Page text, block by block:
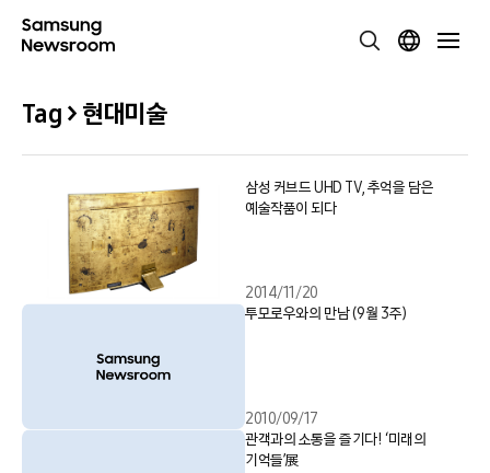
Tag > 현대미술
삼성 커브드 UHD TV, 추억을 담은
예술작품이 되다
2014/11/20
투모로우와의 만남 (9월 3주)
2010/09/17
관객과의 소통을 즐기다! ‘미래의
기억들’展